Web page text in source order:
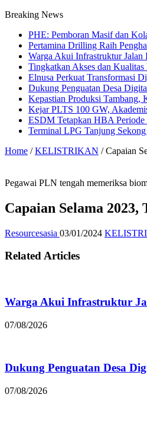
Breaking News
PHE: Pemboran Masif dan
Pertamina Drilling Raih
Warga Akui Infrastruktur Jalan
Tingkatkan Akses dan
Elnusa Perkuat Transformasi
Dukung Penguatan Desa
Kepastian Produksi Tambang,
Kejar PLTS 100 GW,
ESDM Tetapkan HBA Periode
Terminal LPG Tanjung
Home / KELISTRIKAN / Capaian
Pegawai PLN tengah memeriksa
Capaian Selama
Resourcesasia 03/01/2024
Related Articles
Warga Akui Infrastruktur
07/08/2026
Dukung Penguatan Desa
07/08/2026